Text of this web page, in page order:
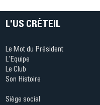
L'US CRÉTEIL
Le Mot du Président
L'Equipe
Le Club
Son Histoire
Siège social